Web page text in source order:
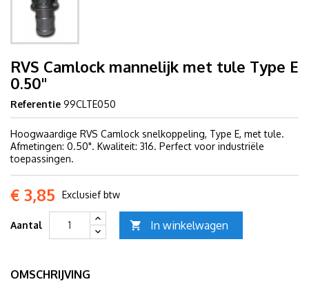
RVS Camlock mannelijk met tule Type E
0.50"
Referentie 99CLTE050
Hoogwaardige RVS Camlock snelkoppeling, Type E, met tule.
Afmetingen: 0.50". Kwaliteit: 316. Perfect voor industriële
toepassingen.
€ 3,85 Exclusief btw
Aantal  In winkelwagen
OMSCHRIJVING